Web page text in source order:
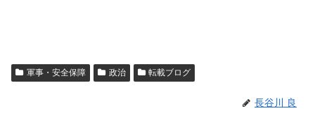
軍事・安全保障 政治 転載ブログ
長谷川 良